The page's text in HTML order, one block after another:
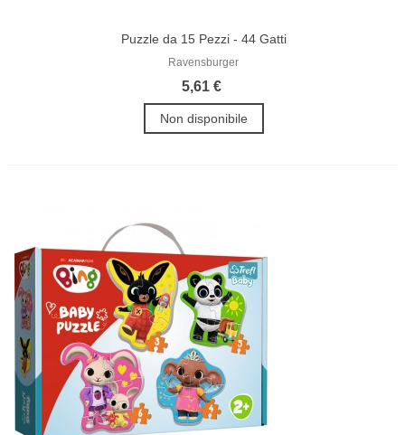
Puzzle da 15 Pezzi - 44 Gatti
Ravensburger
5,61 €
Non disponibile